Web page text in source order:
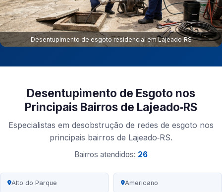
Desentupimento de esgoto residencial em Lajeado‑RS
Desentupimento de Esgoto nos
Principais Bairros de Lajeado‑RS
Especialistas em desobstrução de redes de esgoto nos
principais bairros de Lajeado‑RS.
Bairros atendidos: 26
Alto do Parque Americano